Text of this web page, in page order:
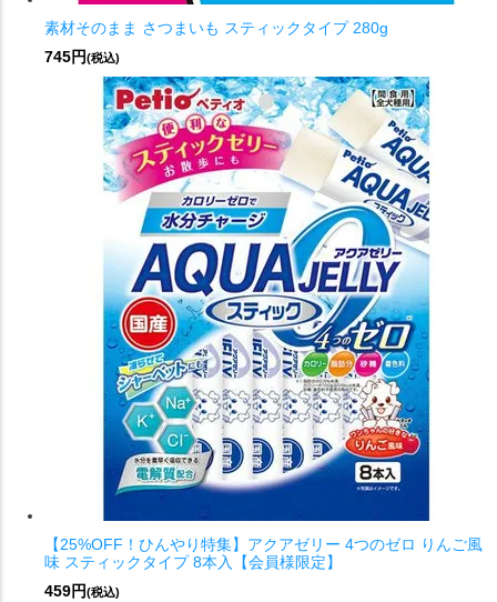
素材そのまま さつまいも スティックタイプ 280g
745円(税込)
【25%OFF！ひんやり特集】アクアゼリー 4つのゼロ りんご風
味 スティックタイプ 8本入【会員様限定】
459円(税込)